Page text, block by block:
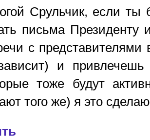
Срульчик, если ты
письма Президенту
с
и
тоже будут
того же) я это